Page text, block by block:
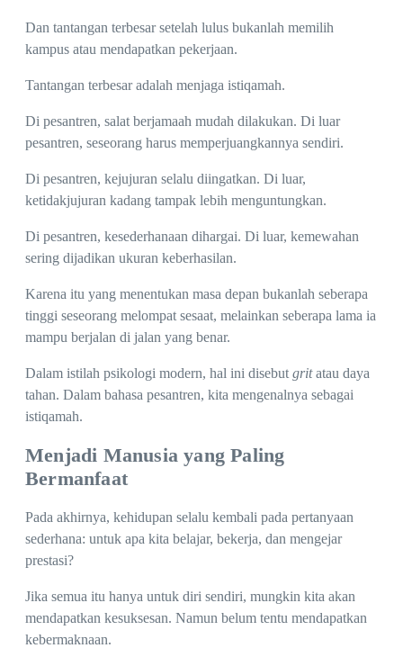
Dan tantangan terbesar setelah lulus bukanlah memilih
kampus atau mendapatkan pekerjaan.
Tantangan terbesar adalah menjaga istiqamah.
Di pesantren, salat berjamaah mudah dilakukan. Di luar
pesantren, seseorang harus memperjuangkannya sendiri.
Di pesantren, kejujuran selalu diingatkan. Di luar,
ketidakjujuran kadang tampak lebih menguntungkan.
Di pesantren, kesederhanaan dihargai. Di luar, kemewahan
sering dijadikan ukuran keberhasilan.
Karena itu yang menentukan masa depan bukanlah seberapa
tinggi seseorang melompat sesaat, melainkan seberapa lama ia
mampu berjalan di jalan yang benar.
Dalam istilah psikologi modern, hal ini disebut gritatau daya
tahan. Dalam bahasa pesantren, kita mengenalnya sebagai
istiqamah.
Menjadi Manusia yang Paling
Bermanfaat
Pada akhirnya, kehidupan selalu kembali pada pertanyaan
sederhana: untuk apa kita belajar, bekerja, dan mengejar
prestasi?
Jika semua itu hanya untuk diri sendiri, mungkin kita akan
mendapatkan kesuksesan. Namun belum tentu mendapatkan
kebermaknaan.